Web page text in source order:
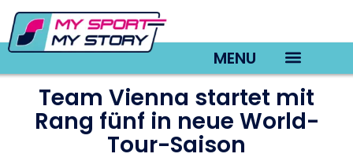
MENU
Team Vienna startet mit
Rang fünf in neue World-
Tour-Saison